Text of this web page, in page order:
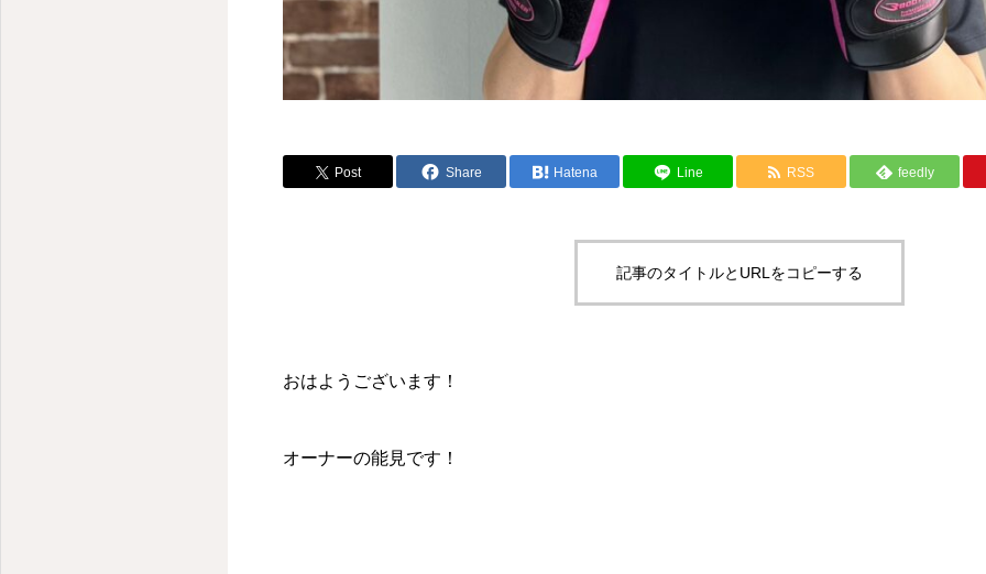
Post Share Hatena Line RSS feedly
記事のタイトルとURLをコピーする
おはようございます！
オーナーの能見です！